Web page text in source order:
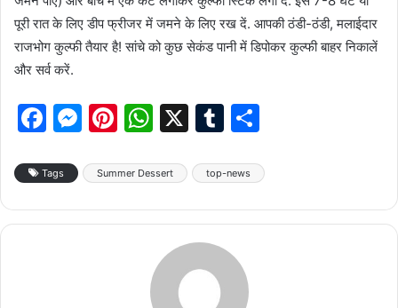
पूरी रात के लिए डीप फ्रीजर में जमने के लिए रख दें. आपकी ठंडी-ठंडी, मलाईदार
राजभोग कुल्फी तैयार है! सांचे को कुछ सेकंड पानी में डिपोकर कुल्फी बाहर निकालें
और सर्व करें.
F
c
e
b
M
s
s
e
Pi
er
e
st
W
at
s
A
p
X
T
m
bl
r
ar
e
Tags Summer Dessert top-news